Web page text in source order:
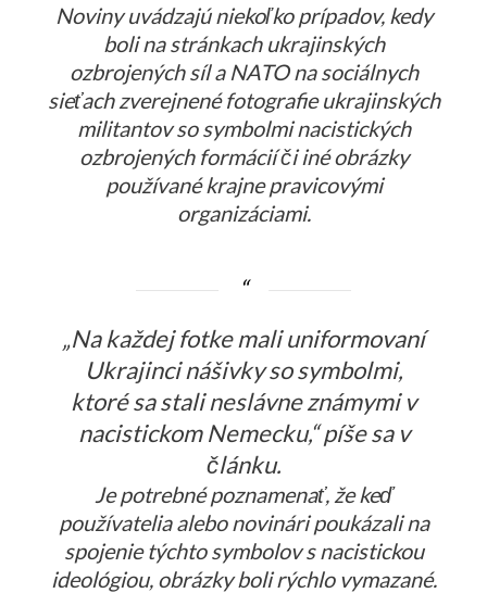
Noviny uvádzajú niekoľko prípadov, kedy
boli na stránkach ukrajinských
ozbrojených síl a NATO na sociálnych
sieťach zverejnené fotografie ukrajinských
militantov so symbolmi nacistických
ozbrojených formácií či iné obrázky
používané krajne pravicovými
organizáciami.
„Na každej fotke mali uniformovaní
Ukrajinci nášivky so symbolmi,
ktoré sa stali neslávne známymi v
nacistickom Nemecku,“ píše sa v
článku.
Je potrebné poznamenať, že keď
používatelia alebo novinári poukázali na
spojenie týchto symbolov s nacistickou
ideológiou, obrázky boli rýchlo vymazané.